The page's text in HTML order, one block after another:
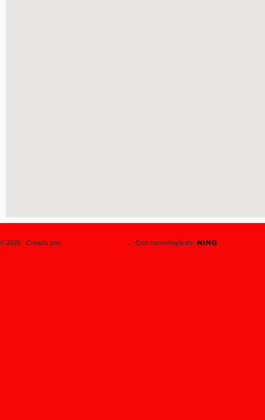
© 2026 Creada por . Con tecnología de